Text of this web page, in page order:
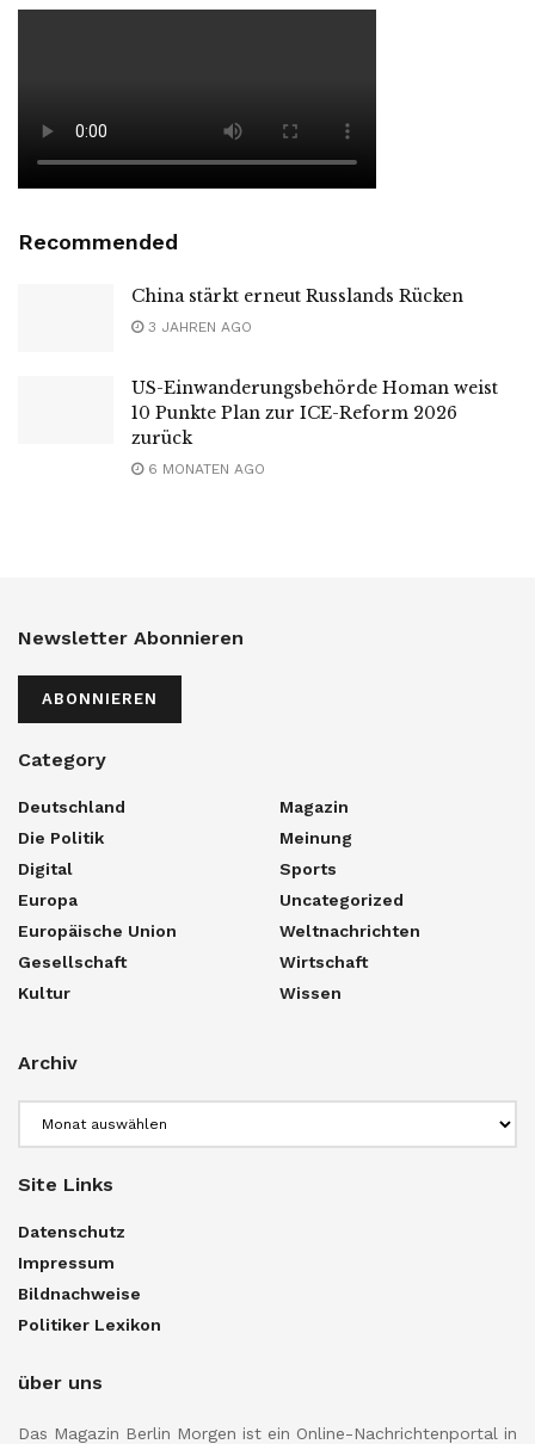
Recommended
China stärkt erneut Russlands Rücken
3 JAHREN AGO
US-Einwanderungsbehörde Homan weist
10 Punkte Plan zur ICE-Reform 2026
zurück
6 MONATEN AGO
Newsletter Abonnieren
ABONNIEREN
Category
Deutschland
Die Politik
Digital
Europa
Europäische Union
Gesellschaft
Kultur
Magazin
Meinung
Sports
Uncategorized
Weltnachrichten
Wirtschaft
Wissen
Archiv
Site Links
Datenschutz
Impressum
Bildnachweise
Politiker Lexikon
über uns
Das Magazin Berlin Morgen ist ein Online-Nachrichtenportal in